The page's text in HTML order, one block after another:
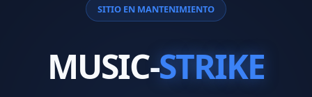
SITIO EN MANTENIMIENTO
MUSIC-STRIKE